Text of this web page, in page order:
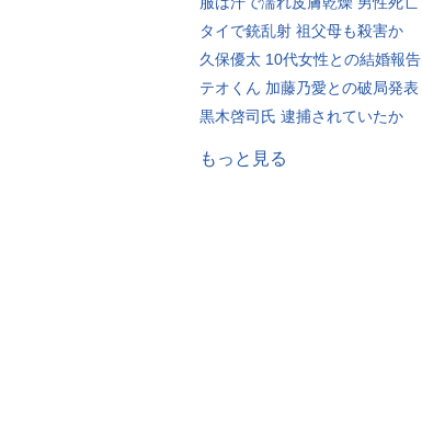
タイで銃乱射 祖父母も殺害か
久保優太 10代女性との結婚報告
テオくん 加藤乃愛との破局発表
黒木啓司氏 逮捕されていたか
もっと見る